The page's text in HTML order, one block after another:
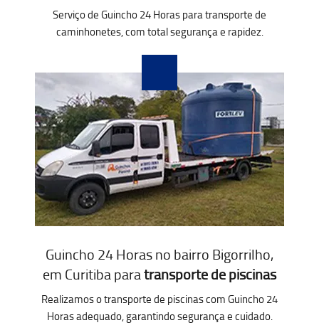
Serviço de Guincho 24 Horas para transporte de
caminhonetes, com total segurança e rapidez.
Guincho 24 Horas no bairro Bigorrilho,
em Curitiba paratransporte de piscinas
Realizamos o transporte de piscinas com Guincho 24
Horas adequado, garantindo segurança e cuidado.